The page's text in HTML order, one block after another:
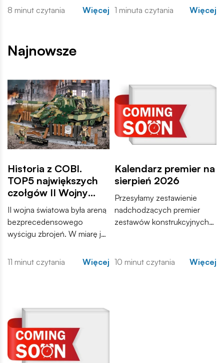
czy wujków, czyli co kupić
najmłodszym członkom
8 minut czytania Więcej film przedstawiający własną
konstrukcję (MOC) ...
1 minuta czytania Więcej
Najnowsze
Historia z COBI.
TOP5 największych
czołgów II Wojny
Światowej
II wojna światowa była areną
bezprecedensowego
wyścigu zbrojeń. W miarę jak
inżynierowie po obu
stronach frontu dążyli do
11 minut czytania Więcej
Kalendarz premier na
sierpień 2026
Przesyłamy zestawienie
nadchodzących premier
zestawów konstrukcyjnych
kontynuacje popularnych
serii, jak i zupełnie nowe
10 minut czytania Więcej